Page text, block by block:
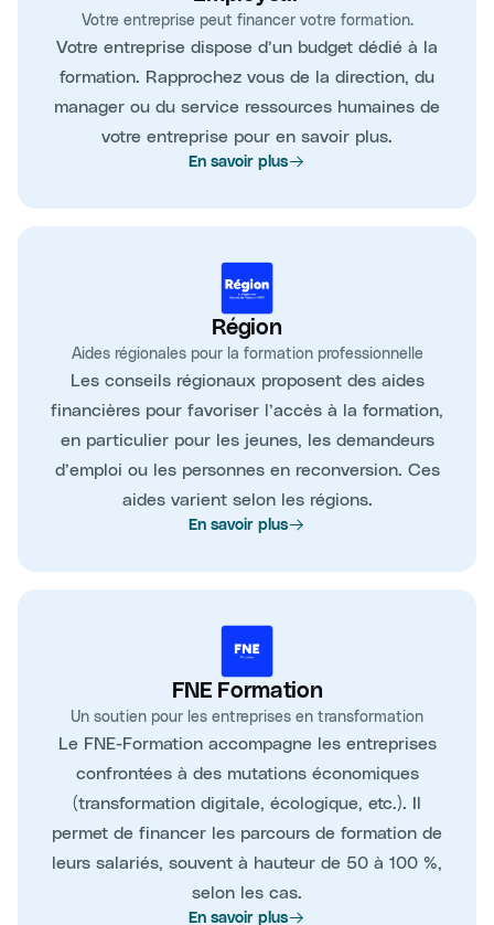
Votre entreprise peut financer votre formation.
Votre entreprise dispose d’un budget dédié à la
formation. Rapprochez vous de la direction, du
manager ou du service ressources humaines de
votre entreprise pour en savoir plus.
En savoir plus
Région
Aides régionales pour la formation professionnelle
Les conseils régionaux proposent des aides
financières pour favoriser l’accès à la formation,
en particulier pour les jeunes, les demandeurs
d’emploi ou les personnes en reconversion. Ces
aides varient selon les régions.
En savoir plus
FNE Formation
Un soutien pour les entreprises en transformation
Le FNE-Formation accompagne les entreprises
confrontées à des mutations économiques
(transformation digitale, écologique, etc.). Il
permet de financer les parcours de formation de
leurs salariés, souvent à hauteur de 50 à 100 %,
selon les cas.
En savoir plus